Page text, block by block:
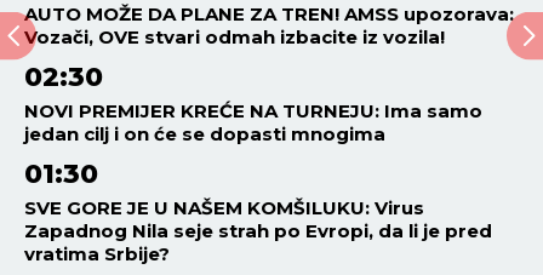
AUTO MOŽE DA PLANE ZA TREN! AMSS upozorava:
Vozači, OVE stvari odmah izbacite iz vozila!
02:30
NOVI PREMIJER KREĆE NA TURNEJU: Ima samo
jedan cilj i on će se dopasti mnogima
01:30
SVE GORE JE U NAŠEM KOMŠILUKU: Virus
Zapadnog Nila seje strah po Evropi, da li je pred
vratima Srbije?